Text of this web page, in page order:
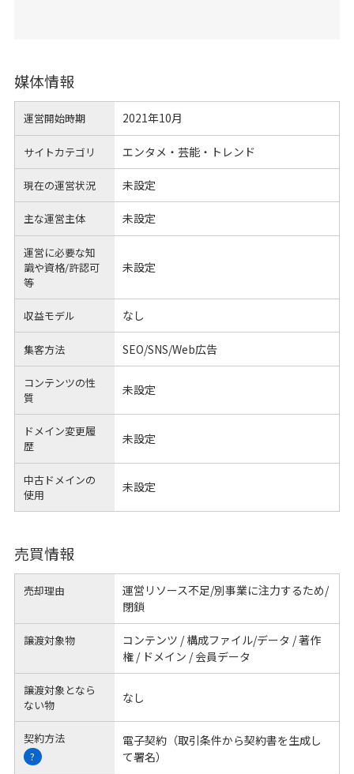
媒体情報
運営開始時期 2021年10月
サイトカテゴリ エンタメ・芸能・トレンド
現在の運営状況 未設定
主な運営主体 未設定
運営に必要な知
識や資格/許認可
等
未設定
収益モデル なし
集客方法 SEO/SNS/Web広告
コンテンツの性
質
未設定
ドメイン変更履
歴
未設定
中古ドメインの
使用
未設定
売買情報
売却理由
運営リソース不足/別事業に注力するため/
閉鎖
譲渡対象物
コンテンツ / 構成ファイル/データ / 著作
権 / ドメイン / 会員データ
譲渡対象となら
ない物
なし
契約方法
?
電子契約（取引条件から契約書を生成し
て署名）